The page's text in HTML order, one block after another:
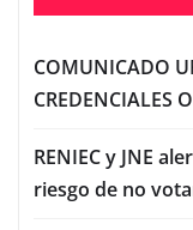
COMUNICADO
CREDENCIALES
RENIEC y JNE
riesgo de no